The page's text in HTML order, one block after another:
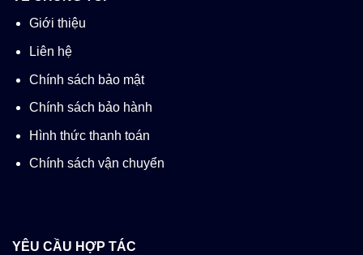
Giới thiệu
Liên hệ
Chính sách bảo mật
Chính sách bảo hành
Hình thức thanh toán
Chính sách vận chuyển
YÊU CẦU HỢP TÁC